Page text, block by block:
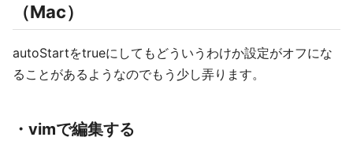
（Mac）
autoStartをtrueにしてもどういうわけか設定がオフにな
ることがあるようなのでもう少し弄ります。
・vimで編集する